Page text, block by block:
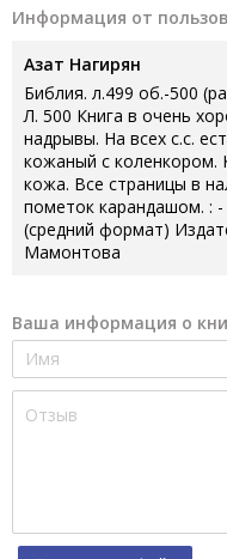
Информация от
Азат Нагирян
Библия. л.499 об.-500
Л. 500 Книга в очень
надрывы. На всех с.с.
кожаный с коленкором.
кожа. Все страницы в
пометок карандашом. :
(средний формат)
Мамонтова
Ваша информация о